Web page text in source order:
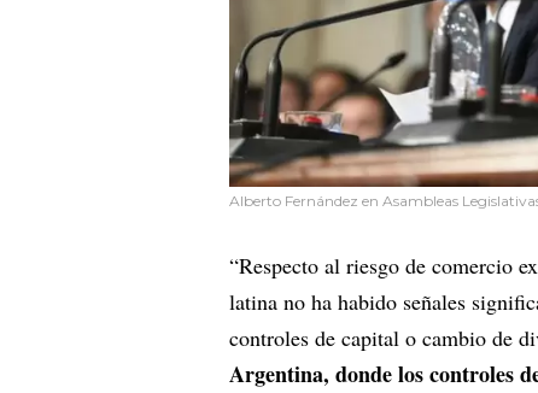
Alberto Fernández en Asambleas
“Respecto al riesgo de comercio
latina no ha habido señales
controles de capital o cambio de
Argentina, donde los controles